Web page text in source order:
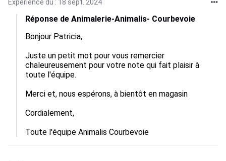
Expérience du : 18 sept. 2024
Réponse de Animalerie-Animalis- Courbevoie
Bonjour Patricia,
Juste un petit mot pour vous remercier
chaleureusement pour votre note qui fait plaisir à
toute l'équipe.
Merci et, nous espérons, à bientôt en magasin
Cordialement,
Toute l'équipe Animalis Courbevoie